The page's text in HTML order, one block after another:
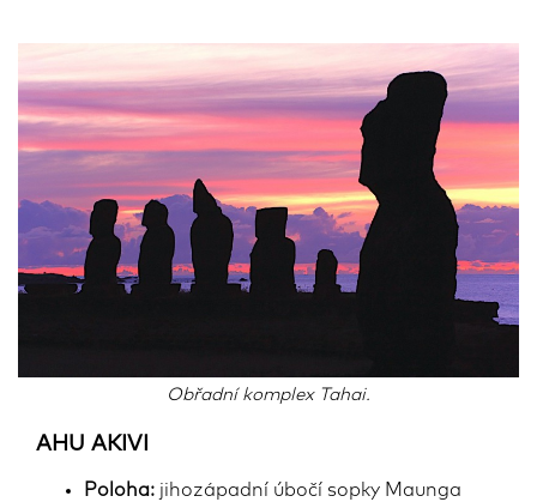
Obřadní komplex Tahai.
AHU AKIVI
Poloha: jihozápadní úbočí sopky Maunga